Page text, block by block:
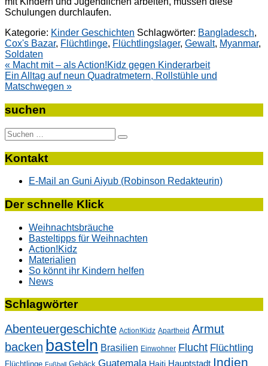
Schulungen durchlaufen.
Kategorie: Kinder Geschichten Schlagwörter: Bangladesch,
Cox's Bazar, Flüchtlinge, Flüchtlingslager, Gewalt, Myanmar,
Soldaten
Beitragsnavigation
« Macht mit – als Action!Kidz gegen Kinderarbeit
Ein Alltag auf neun Quadratmetern, Rollstühle und
Matschwegen »
suchen
Suche
nach:
Kontakt
E-Mail an Guni Aiyub (Robinson Redakteurin)
Der schnelle Klick
Weihnachtsbräuche
Basteltipps für Weihnachten
Action!Kidz
Materialien
So könnt ihr Kindern helfen
News
Schlagwörter
Abenteuergeschichte Action!Kidz Apartheid Armut
backen basteln Brasilien Einwohner Flucht Flüchtling
Flüchtlinge Fußball Gebäck Guatemala Haiti Hauptstadt Indien